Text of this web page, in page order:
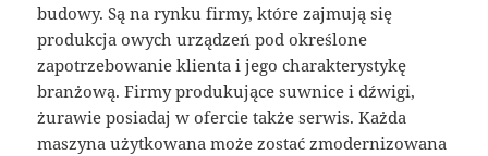
budowy. Są na rynku firmy, które zajmują się
produkcja owych urządzeń pod określone
zapotrzebowanie klienta i jego charakterystykę
branżową. Firmy produkujące suwnice i dźwigi,
żurawie posiadaj w ofercie także serwis. Każda
maszyna użytkowana może zostać zmodernizowana